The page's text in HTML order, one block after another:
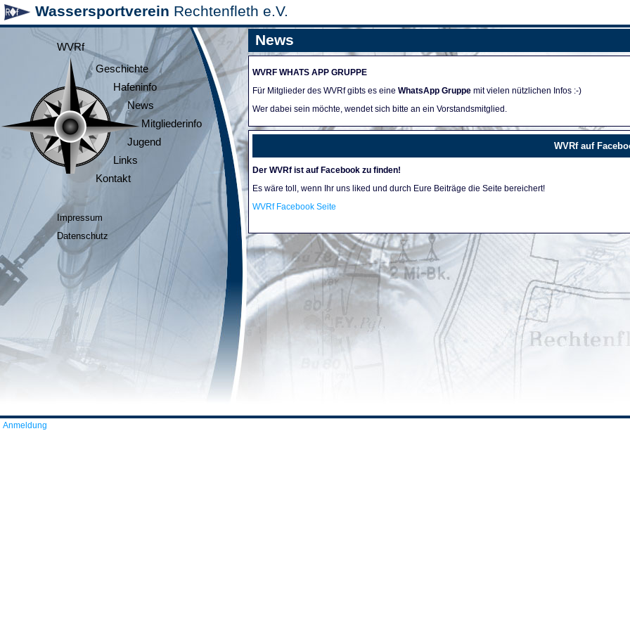
Wassersportverein Rechtenfleth e.V.
WVRf
Geschichte
Hafeninfo
News
Mitgliederinfo
Jugend
Links
Kontakt
Impressum
Datenschutz
News
WVRF WHATS APP GRUPPE
Für Mitglieder des WVRf gibts es eine WhatsApp Gruppe mit vielen nützlichen Infos :-)
Wer dabei sein möchte, wendet sich bitte an ein Vorstandsmitglied.
WVRf auf
Der WVRf ist auf Facebook zu finden!
Es wäre toll, wenn Ihr uns liked und durch Eure Beiträge die Seite bereichert!
WVRf Facebook Seite
Anmeldung